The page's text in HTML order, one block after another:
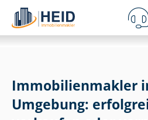
Im­mo­bi­li­en­mak­ler
Umgebung: